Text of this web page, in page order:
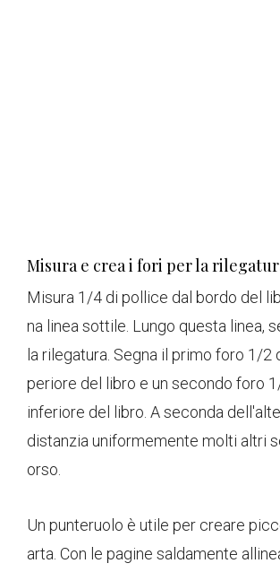
Misura e crea i fori per la
Misura 1/4 di pollice dal bordo del
na linea sottile. Lungo questa linea,
la rilegatura. Segna il primo foro 1/2
periore del libro e un secondo foro
inferiore del libro. A seconda
distanzia uniformemente molti altri
orso.
Un punteruolo è utile per creare
arta. Con le pagine saldamente